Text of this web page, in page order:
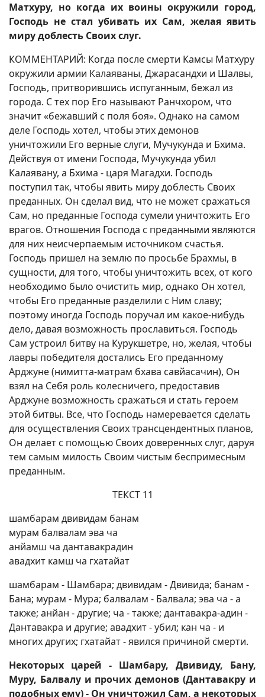
Матхуру, но когда их воины окружили город,
Господь не стал убивать их Сам, желая явить
миру доблесть Своих слуг.
КОММЕНТАРИЙ: Когда после смерти Камсы Матхуру
окружили армии Калаяваны, Джарасандхи и Шалвы,
Господь, притворившись испуганным, бежал из
города. С тех пор Его называют Ранчхором, что
значит «бежавший с поля боя». Однако на самом
деле Господь хотел, чтобы этих демонов
уничтожили Его верные слуги, Мучукунда и Бхима.
Действуя от имени Господа, Мучукунда убил
Калаявану, а Бхима - царя Магадхи. Господь
поступил так, чтобы явить миру доблесть Своих
преданных. Он сделал вид, что не может сражаться
Сам, но преданные Господа сумели уничтожить Его
врагов. Отношения Господа с преданными являются
для них неисчерпаемым источником счастья.
Господь пришел на землю по просьбе Брахмы, в
сущности, для того, чтобы уничтожить всех, от кого
необходимо было очистить мир, однако Он хотел,
чтобы Его преданные разделили с Ним славу;
поэтому иногда Господь поручал им какое-нибудь
дело, давая возможность прославиться. Господь
Сам устроил битву на Курукшетре, но, желая, чтобы
лавры победителя достались Его преданному
Арджуне (нимитта-матрам бхава савйасачин), Он
взял на Себя роль колесничего, предоставив
Арджуне возможность сражаться и стать героем
этой битвы. Все, что Господь намеревается сделать
для осуществления Своих трансцендентных планов,
Он делает с помощью Своих доверенных слуг, даруя
тем самым милость Своим чистым беспримесным
преданным.
ТЕКСТ 11
шамбарам двивидам банам
мурам балвалам эва ча
анйамш ча дантавакрадин
авадхит камш ча гхатайат
шамбарам - Шамбара; двивидам - Двивида; банам -
Бана; мурам - Мура; балвалам - Балвала; эва ча - а
также; анйан - другие; ча - также; дантавакра-адин -
Дантавакра и другие; авадхит - убил; кан ча - и
многих других; гхатайат - явился причиной смерти.
Некоторых царей - Шамбару, Двивиду, Бану,
Муру, Балвалу и прочих демонов (Дантавакру и
подобных ему) - Он уничтожил Сам, а некоторых